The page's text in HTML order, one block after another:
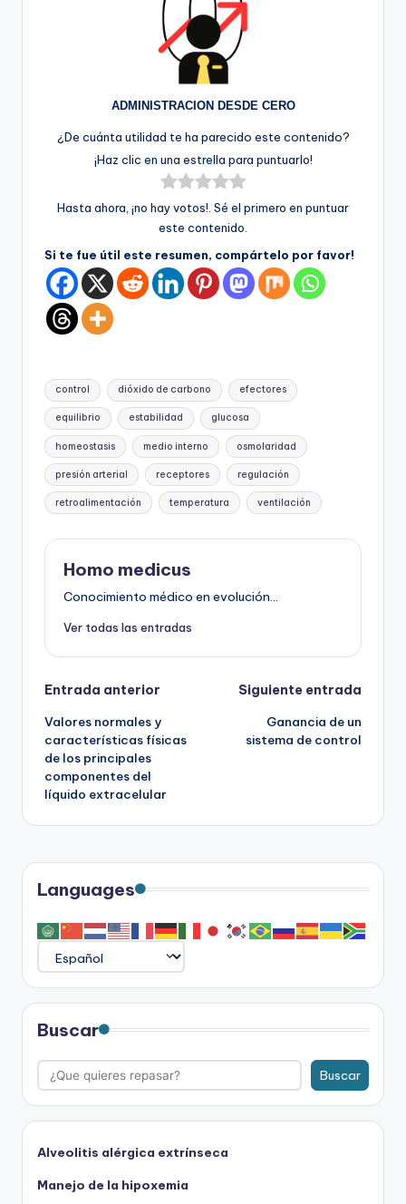
ADMINISTRACION DESDE CERO
¿De cuánta utilidad te ha parecido este contenido?
¡Haz clic en una estrella para puntuarlo!
Hasta ahora, ¡no hay votos!. Sé el primero en puntuar
este contenido.
Si te fue útil este resumen, compártelo por favor!
Etiquetas:
control dióxido de carbono efectores
equilibrio estabilidad glucosa
homeostasis medio interno osmolaridad
presión arterial receptores regulación
retroalimentación temperatura ventilación
Homo medicus
Conocimiento médico en evolución...
Ver todas las entradas
Navegación
de
entradas
Entrada anterior
Valores normales y
características físicas
de los principales
componentes del
líquido extracelular
Siguiente entrada
Ganancia de un
sistema de control
Languages
Buscar
Buscar
Alveolitis alérgica extrínseca
Manejo de la hipoxemia